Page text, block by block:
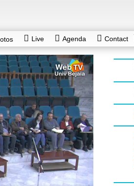
Live Agenda Contact